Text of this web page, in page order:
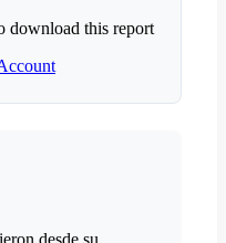
download this report